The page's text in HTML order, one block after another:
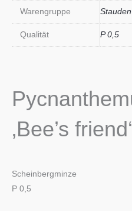
Warengruppe Stauden
Qualität P 0,5
‚Bee’s friend‘
Scheinbergminze
P 0,5